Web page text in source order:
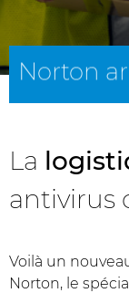
Norton
La
antivirus
Voilà un
Norton, le